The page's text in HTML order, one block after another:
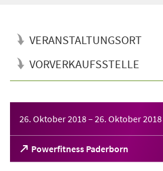
VERANSTALTUNGSORT
VORVERKAUFSSTELLE
26. Oktober 2018– 26. Oktober 2018
Powerfitness Paderborn
(Öffnet
in